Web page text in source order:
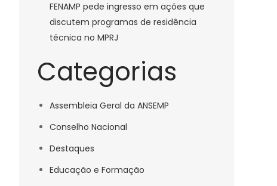
FENAMP pede ingresso em ações que
discutem programas de residência
técnica no MPRJ
Categorias
Assembleia Geral da ANSEMP
Conselho Nacional
Destaques
Educação e Formação